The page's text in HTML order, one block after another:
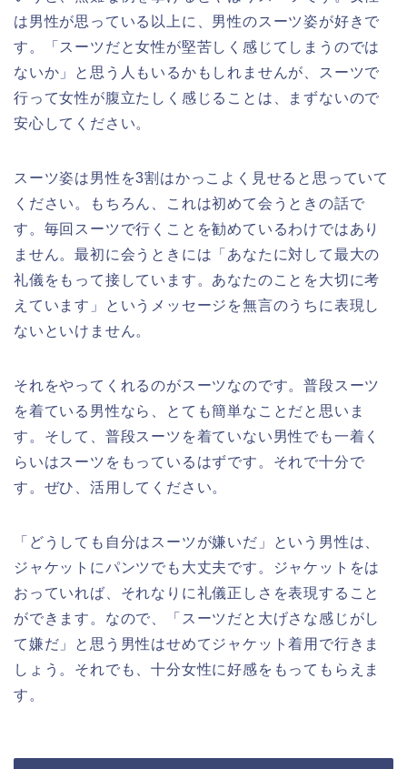
は男性が思っている以上に、男性のスーツ姿が好きで
す。「スーツだと女性が堅苦しく感じてしまうのでは
ないか」と思う人もいるかもしれませんが、スーツで
行って女性が腹立たしく感じることは、まずないので
安心してください。
スーツ姿は男性を3割はかっこよく見せると思っていて
ください。もちろん、これは初めて会うときの話で
す。毎回スーツで行くことを勧めているわけではあり
ません。最初に会うときには「あなたに対して最大の
礼儀をもって接しています。あなたのことを大切に考
えています」というメッセージを無言のうちに表現し
ないといけません。
それをやってくれるのがスーツなのです。普段スーツ
を着ている男性なら、とても簡単なことだと思いま
す。そして、普段スーツを着ていない男性でも一着く
らいはスーツをもっているはずです。それで十分で
す。ぜひ、活用してください。
「どうしても自分はスーツが嫌いだ」という男性は、
ジャケットにパンツでも大丈夫です。ジャケットをは
おっていれば、それなりに礼儀正しさを表現すること
ができます。なので、「スーツだと大げさな感じがし
て嫌だ」と思う男性はせめてジャケット着用で行きま
しょう。それでも、十分女性に好感をもってもらえま
す。